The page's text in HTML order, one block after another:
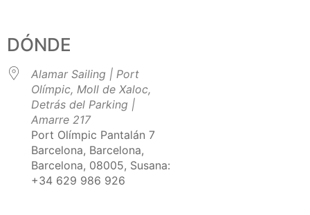
DÓNDE
Alamar Sailing | Port
Olímpic, Moll de Xaloc,
Detrás del Parking |
Amarre 217
Port Olímpic Pantalán 7
Barcelona, Barcelona,
Barcelona, 08005, Susana:
+34 629 986 926